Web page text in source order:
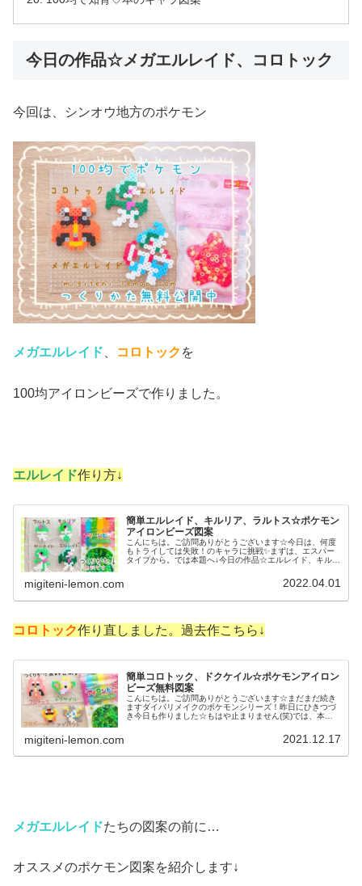
今日の作品☆メガエルレイド、コロトック
今回は、シンオウ地方のポケモン
メガエルレイド、 コロトック を
100均アイロンビーズで作りました。
エルレイド作り方↓
簡単エルレイド、キルリア、ラルトス☆ポケモン
アイロンビーズ図案
こんにちは。ご訪問ありがとうございます☆今日は、何度
もトライしては失敗！のキャラに挑戦✨まずは、エスパー
タイプから。では本題へ↓今日の作品☆エルレイド、キルリ
migiteni-lemon.com 2022.04.01
コロトック作り直しました。過去作こちら↓
簡単コロトック、ドクケイル☆ポケモンアイロン
ビーズ無料図案
こんにちは。ご訪問ありがとうございます☆まだまだ続き
ますダイパリメイクのポケモンシリーズ！昨日にひきつづ
き今日も作りました☆もはや止まりません(笑)では、本題
migiteni-lemon.com 2021.12.17
メガエルレイドたちの図案の前に…
オススメのポケモン図案を紹介します↓